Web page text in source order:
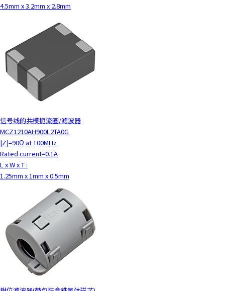
4.5mm x 3.2mm x 2.8mm
信号线的共模扼流圈/滤波器
MCZ1210AH900L2TA0G
|Z|=90Ω at 100MHz
Rated current=0.1A
L x W x T :
1.25mm x 1mm x 0.5mm